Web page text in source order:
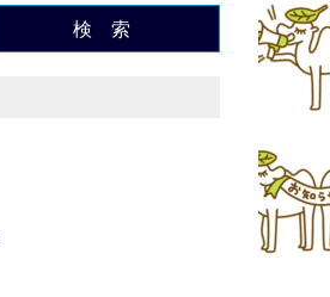
検 索